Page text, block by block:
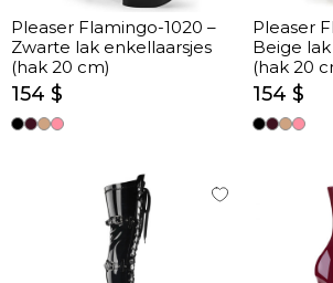
Pleaser Flamingo-1020 –
Zwarte lak enkellaarsjes
(hak 20 cm)
154 $
Pleaser
Beige
(hak 20
154 $